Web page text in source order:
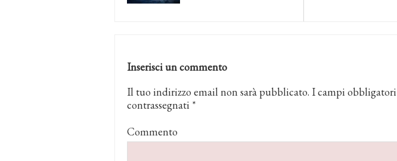
Inserisci un commento
Il tuo indirizzo email non sarà pubblicato. I campi obbligatori
contrassegnati *
Commento